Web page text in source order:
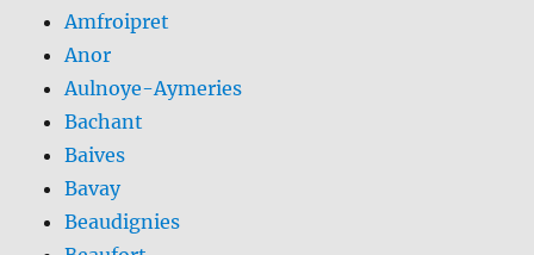
Amfroipret
Anor
Aulnoye-Aymeries
Bachant
Baives
Bavay
Beaudignies